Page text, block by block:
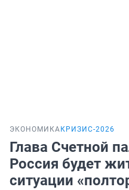
ЭКОНОМИКА КРИЗИС-2026
Глава Счетной
Россия будет
ситуации